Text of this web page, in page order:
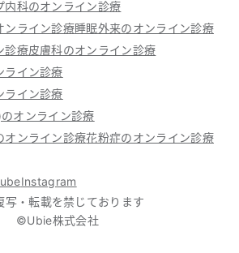
内科のオンライン診療
ンライン診療睡眠外来のオンライン診療
診療皮膚科のオンライン診療
ライン診療
ライン診療
オンライン診療
オンライン診療花粉症のオンライン診療
Instagram
写・転載を禁じております
©Ubie株式会社